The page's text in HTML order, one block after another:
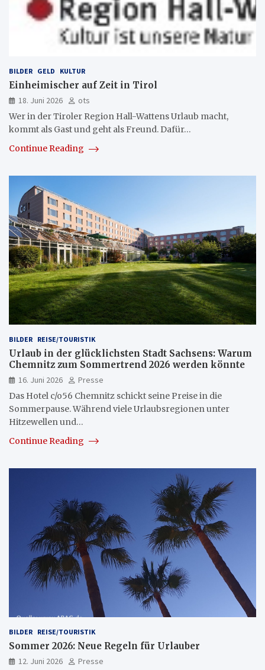
BILDER GELD KULTUR
Einheimischer auf Zeit in Tirol
18. Juni 2026
ots
Wer in der Tiroler Region Hall-Wattens Urlaub macht,
kommt als Gast und geht als Freund. Dafür…
Continue Reading
BILDER REISE/TOURISTIK
Urlaub in der glücklichsten Stadt Sachsens: Warum
Chemnitz zum Sommertrend 2026 werden könnte
16. Juni 2026
Presse
Das Hotel c/o56 Chemnitz schickt seine Preise in die
Sommerpause. Während viele Urlaubsregionen unter
Hitzewellen und…
Continue Reading
BILDER REISE/TOURISTIK
Sommer 2026: Neue Regeln für Urlauber
12. Juni 2026
Presse